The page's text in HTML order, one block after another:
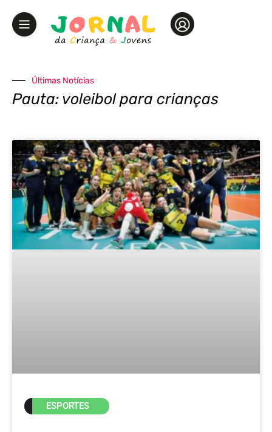
Últimas Notícias
Pauta: voleibol para crianças
ESPORTES